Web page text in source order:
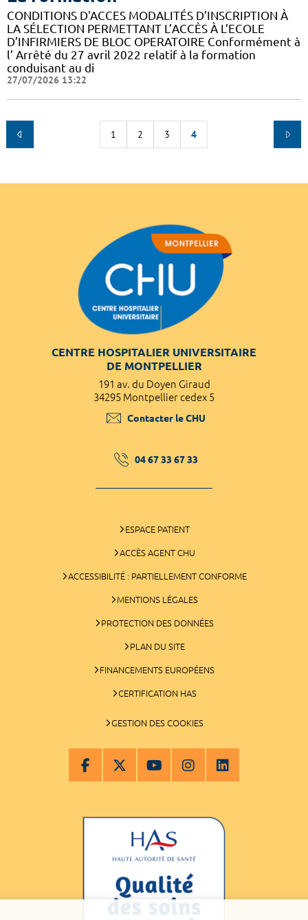
CONDITIONS D'ACCES MODALITÉS D’INSCRIPTION À
LA SÉLECTION PERMETTANT L’ACCÈS À L’ECOLE
D’INFIRMIERS DE BLOC OPERATOIRE Conformément à
l’ Arrêté du 27 avril 2022 relatif à la formation
conduisant au di
27/07/2026 13:22
1 2 3 4
CENTRE HOSPITALIER UNIVERSITAIRE
DE MONTPELLIER
191 av. du Doyen Giraud
34295 Montpellier cedex 5
Contacter le CHU
04 67 33 67 33
ESPACE PATIENT
ACCÈS AGENT CHU
ACCESSIBILITÉ : PARTIELLEMENT CONFORME
MENTIONS LÉGALES
PROTECTION DES DONNÉES
PLAN DU SITE
FINANCEMENTS EUROPÉENS
CERTIFICATION HAS
GESTION DES COOKIES